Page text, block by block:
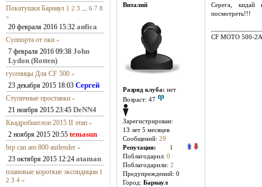
Покатушки Барнаул 1 2 3 6 7 8
»
20 февраля 2016 15:32 анfiса
Суппорта от оки »
7 февраля 2016 09:38 John
Lydon (Rotten)
гусеницы Для CF 500 »
23 декабря 2015 18:03 Сергей
Ступичные проставки »
21 ноября 2015 23:45 DeNN4
Квадробиатлон 2015 II этап »
2 ноября 2015 20:55 temasun
brp can am 800 autlender »
23 октября 2015 12:24 ataman
плановые короткие экспидиции 1
2 3 4 »
Виталий
Разряд клуба: нет
Возраст: 47
Зарегистрирован:
13 лет 5 месяцев
Сообщений: 29
Репутация:
1
Поблагодарил: 0
Поблагодарили: 2
Предупреждений: 0
Город: Барнаул
Серега, кидай
посмотреть!!!
CF MOTO 500-2A